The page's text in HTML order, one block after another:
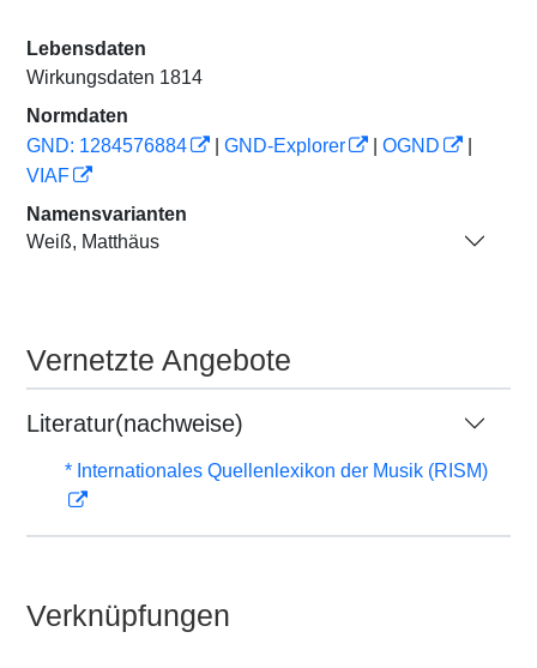
Lebensdaten
Wirkungsdaten 1814
Normdaten
GND: 1284576884
GND-Explorer OGND
VIAF
Namensvarianten
Weiß, Matthäus
Vernetzte Angebote
Literatur(nachweise)
* Internationales Quellenlexikon der Musik (RISM)
Verknüpfungen